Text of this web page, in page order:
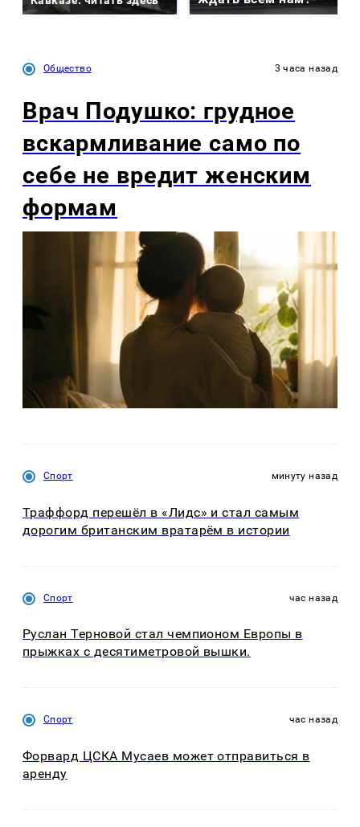
Общество 3 часа назад
Врач Подушко: грудное
вскармливание само по
себе не вредит женским
формам
Спорт минуту назад
Траффорд перешёл в «Лидс» и стал самым
дорогим британским вратарём в истории
Спорт час назад
Руслан Терновой стал чемпионом Европы в
прыжках с десятиметровой вышки.
Спорт час назад
Форвард ЦСКА Мусаев может отправиться в
аренду